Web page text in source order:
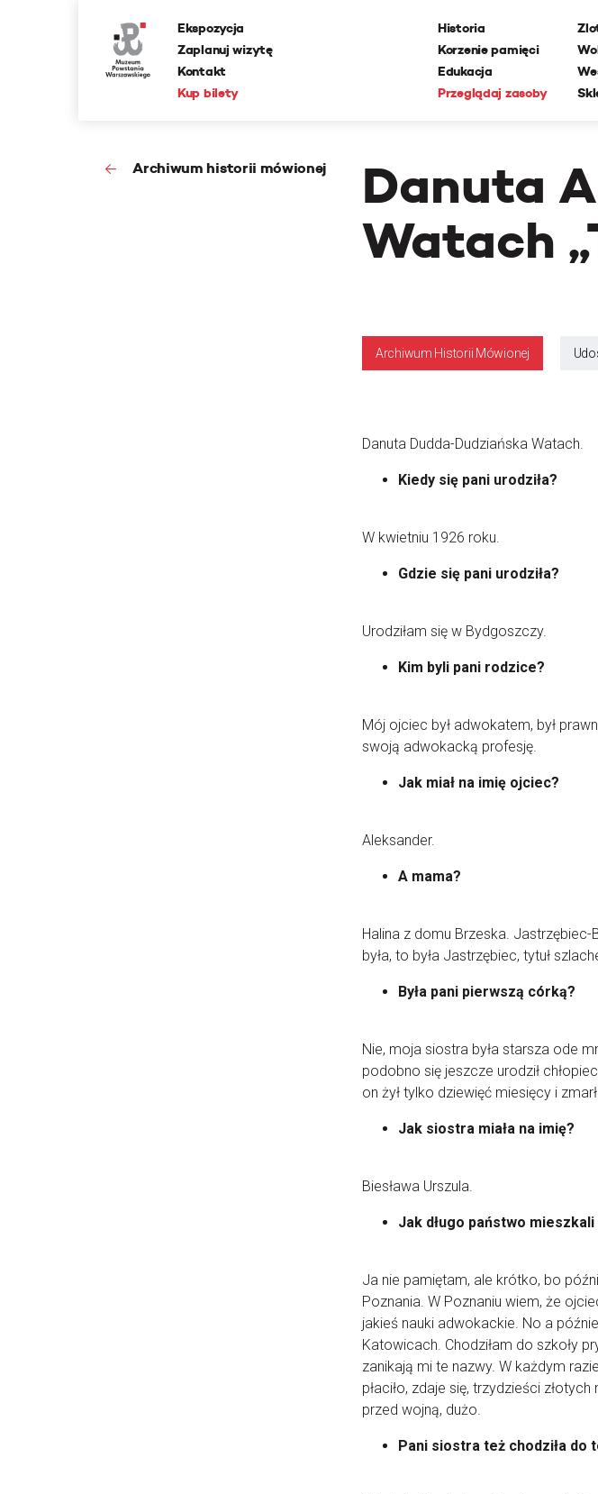
Ekspozycja
Zaplanuj wizytę
Kontakt
Kup bilety
Historia
Korzenie pamięci
Edukacja
Przeglądaj zasoby
Archiwum historii mówionej
Danuta
Watach
Archiwum Historii Mówionej
Danuta Dudda-Dudziańska Watach.
Kiedy się pani urodziła?
W kwietniu 1926 roku.
Gdzie się pani urodziła?
Urodziłam się w Bydgoszczy.
Kim byli pani rodzice?
Mój ojciec był adwokatem, był
swoją adwokacką profesję.
Jak miał na imię ojciec?
Aleksander.
A mama?
Halina z domu Brzeska.
była, to była Jastrzębiec, tytuł
Była pani pierwszą córką?
Nie, moja siostra była starsza ode
podobno się jeszcze urodził
on żył tylko dziewięć miesięcy i
Jak siostra miała na imię?
Biesława Urszula.
Jak długo państwo
Ja nie pamiętam, ale krótko, bo
Poznania. W Poznaniu wiem, że
jakieś nauki adwokackie. No a
Katowicach. Chodziłam do szkoły
zanikają mi te nazwy. W każdym
płaciło, zdaje się, trzydzieści
przed wojną, dużo.
Pani siostra też chodziła do